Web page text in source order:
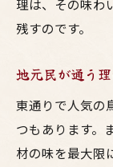
理は、その味わ
残すのです。
地元民が通う
東通りで人気の
つもあります。
材の味を最大限